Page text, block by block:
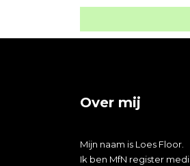
Over mij
Mijn naam is Loes Floor.
Ik ben MfN register